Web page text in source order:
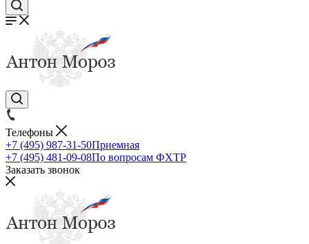
Телефоны
+7 (495) 987-31-50Приемная
+7 (495) 481-09-08По вопросам ФХТР
Заказать звонок